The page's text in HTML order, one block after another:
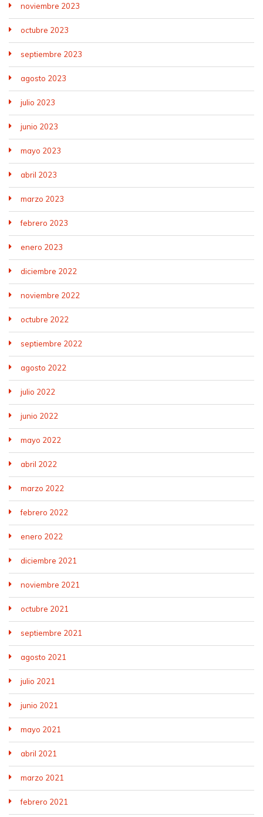
noviembre 2023
octubre 2023
septiembre 2023
agosto 2023
julio 2023
junio 2023
mayo 2023
abril 2023
marzo 2023
febrero 2023
enero 2023
diciembre 2022
noviembre 2022
octubre 2022
septiembre 2022
agosto 2022
julio 2022
junio 2022
mayo 2022
abril 2022
marzo 2022
febrero 2022
enero 2022
diciembre 2021
noviembre 2021
octubre 2021
septiembre 2021
agosto 2021
julio 2021
junio 2021
mayo 2021
abril 2021
marzo 2021
febrero 2021